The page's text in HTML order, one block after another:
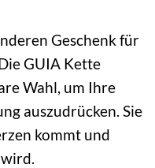
Geschenk für
GUIA Kette
Wahl, um Ihre
auszudrücken. Sie
kommt und